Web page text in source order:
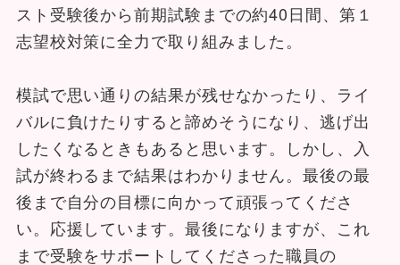
スト受験後から前期試験までの約40日間、第１
志望校対策に全力で取り組みました。
模試で思い通りの結果が残せなかったり、ライ
バルに負けたりすると諦めそうになり、逃げ出
したくなるときもあると思います。しかし、入
試が終わるまで結果はわかりません。最後の最
後まで自分の目標に向かって頑張ってくださ
い。応援しています。最後になりますが、これ
まで受験をサポートしてくださった職員の